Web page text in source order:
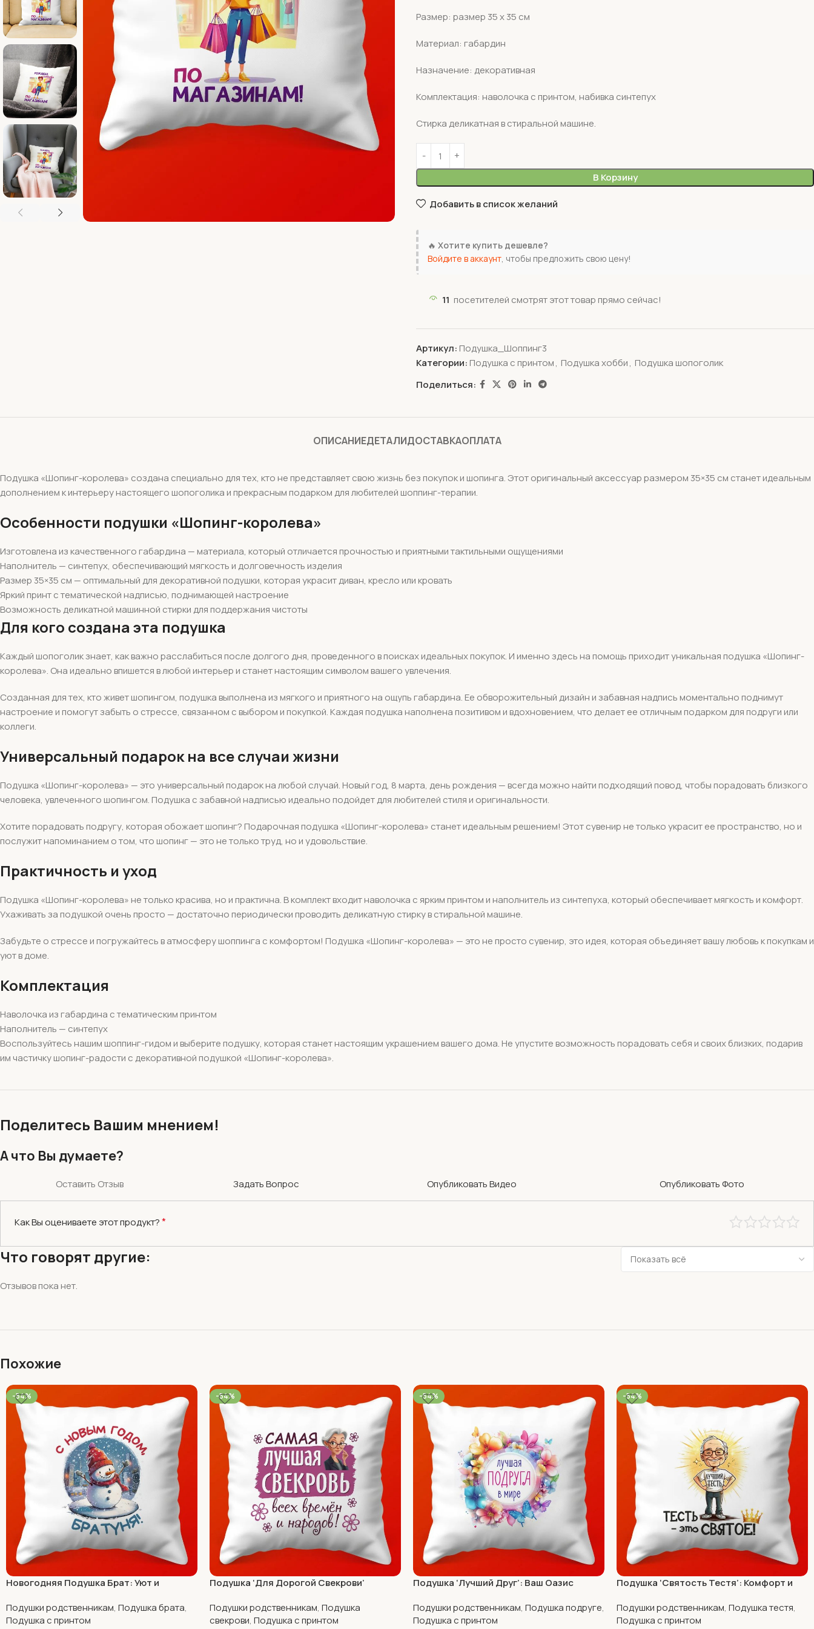
Размер: размер 35 х 35 см
Материал: габардин
Назначение: декоративная
Комплектация: наволочка с принтом, набивка синтепух
Стирка деликатная в стиральной машине.
В Корзину
Добавить в список желаний
🔥 Хотите купить дешевле?
Войдите в аккаунт, чтобы предложить свою цену!
11 посетителей смотрят этот товар прямо сейчас!
Артикул: Подушка_Шоппинг3
Категории: Подушка с принтом, Подушка хобби, Подушка шопоголик
Поделиться:
ОПИСАНИЕДЕТАЛИДОСТАВКАОПЛАТА
Подушка «Шопинг-королева» создана специально для тех, кто не представляет свою жизнь без покупок и шопинга. Этот оригинальный аксессуар размером 35×35 см станет идеальным
дополнением к интерьеру настоящего шопоголика и прекрасным подарком для любителей шоппинг-терапии.
Особенности подушки «Шопинг-королева»
Изготовлена из качественного габардина — материала, который отличается прочностью и приятными тактильными ощущениями
Наполнитель — синтепух, обеспечивающий мягкость и долговечность изделия
Размер 35×35 см — оптимальный для декоративной подушки, которая украсит диван, кресло или кровать
Яркий принт с тематической надписью, поднимающей настроение
Возможность деликатной машинной стирки для поддержания чистоты
Для кого создана эта подушка
Каждый шопоголик знает, как важно расслабиться после долгого дня, проведенного в поисках идеальных покупок. И именно здесь на помощь приходит уникальная подушка «Шопинг-
королева». Она идеально впишется в любой интерьер и станет настоящим символом вашего увлечения.
Созданная для тех, кто живет шопингом, подушка выполнена из мягкого и приятного на ощупь габардина. Ее обворожительный дизайн и забавная надпись моментально поднимут
настроение и помогут забыть о стрессе, связанном с выбором и покупкой. Каждая подушка наполнена позитивом и вдохновением, что делает ее отличным подарком для подруги или
коллеги.
Универсальный подарок на все случаи жизни
Подушка «Шопинг-королева» — это универсальный подарок на любой случай. Новый год, 8 марта, день рождения — всегда можно найти подходящий повод, чтобы порадовать близкого
человека, увлеченного шопингом. Подушка с забавной надписью идеально подойдет для любителей стиля и оригинальности.
Хотите порадовать подругу, которая обожает шопинг? Подарочная подушка «Шопинг-королева» станет идеальным решением! Этот сувенир не только украсит ее пространство, но и
послужит напоминанием о том, что шопинг — это не только труд, но и удовольствие.
Практичность и уход
Подушка «Шопинг-королева» не только красива, но и практична. В комплект входит наволочка с ярким принтом и наполнитель из синтепуха, который обеспечивает мягкость и комфорт.
Ухаживать за подушкой очень просто — достаточно периодически проводить деликатную стирку в стиральной машине.
Забудьте о стрессе и погружайтесь в атмосферу шоппинга с комфортом! Подушка «Шопинг-королева» — это не просто сувенир, это идея, которая объединяет вашу любовь к покупкам и
уют в доме.
Комплектация
Наволочка из габардина с тематическим принтом
Наполнитель — синтепух
Воспользуйтесь нашим шоппинг-гидом и выберите подушку, которая станет настоящим украшением вашего дома. Не упустите возможность порадовать себя и своих близких, подарив
им частичку шопинг-радости с декоративной подушкой «Шопинг-королева».
Поделитесь Вашим мнением!
А что Вы думаете?
Оставить Отзыв Задать Вопрос Опубликовать Видео Опубликовать Фото
Как Вы оцениваете этот продукт?*
Что говорят другие:
Отзывов пока нет.
Похожие
-54%
Новогодняя Подушка Брат: Уют и
Подушки родственникам, Подушка брата,
Подушка с принтом
-54%
Подушка ‘Для Дорогой Свекрови’
Подушки родственникам, Подушка
свекрови, Подушка с принтом
-54%
Подушка ‘Лучший Друг’: Ваш Оазис
Подушки родственникам, Подушка подруге,
Подушка с принтом
-54%
Подушка ‘Святость Тестя’: Комфорт и
Подушки родственникам, Подушка тестя,
Подушка с принтом